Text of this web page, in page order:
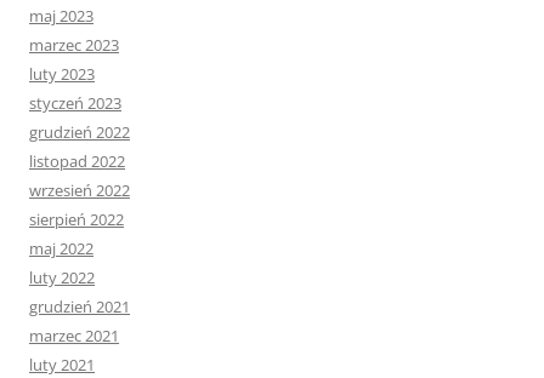
maj 2023
marzec 2023
luty 2023
styczeń 2023
grudzień 2022
listopad 2022
wrzesień 2022
sierpień 2022
maj 2022
luty 2022
grudzień 2021
marzec 2021
luty 2021